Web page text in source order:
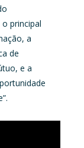
principal
a
de
e a